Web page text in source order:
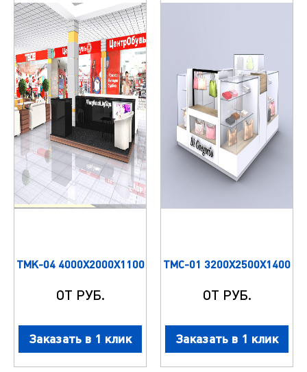
ТМК-04 4000Х2000Х1100
ОТ РУБ.
Заказать в 1 клик
ТМС-01 3200Х2500Х1400
ОТ РУБ.
Заказать в 1 клик